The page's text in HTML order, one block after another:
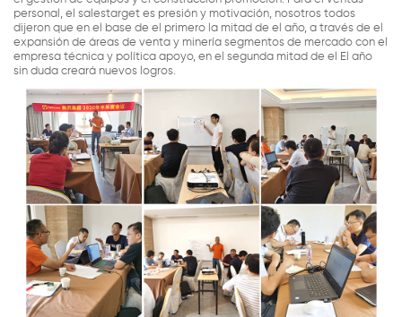
personal, el salestarget es presión y motivación, nosotros todos
dijeron que en el base de el primero la mitad de el año, a través de el
expansión de áreas de venta y minería segmentos de mercado con el
empresa técnica y política apoyo, en el segunda mitad de el El año
sin duda creará nuevos logros.